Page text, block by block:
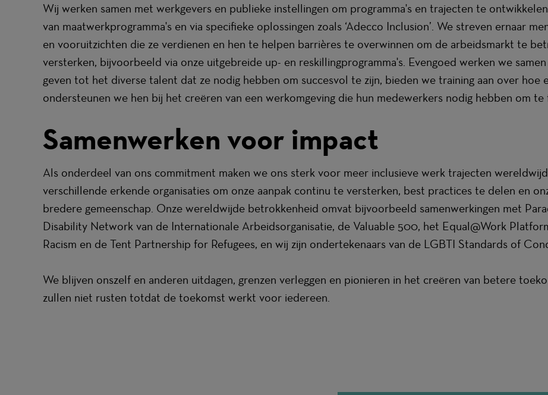
Wij werken samen met werkgevers en publieke instellingen om programma's en trajecten te
van maatwerkprogramma's en via specifieke oplossingen zoals ‘Adecco Inclusion’. We streven ernaar
en vooruitzichten die ze verdienen en hen te helpen barrières te overwinnen om de arbeidsmarkt te
versterken, bijvoorbeeld via onze uitgebreide up- en reskillingprogramma's. Evengoed werken we
geven tot het diverse talent dat ze nodig hebben om succesvol te zijn, bieden we training aan over
ondersteunen we hen bij het creëren van een werkomgeving die hun medewerkers nodig hebben om te
Samenwerken voor impact
Als onderdeel van ons commitment maken we ons sterk voor meer inclusieve werk trajecten
verschillende erkende organisaties om onze aanpak continu te versterken, best practices te delen en
bredere gemeenschap. Onze wereldwijde betrokkenheid omvat bijvoorbeeld samenwerkingen met
Disability Network van de Internationale Arbeidsorganisatie, de Valuable 500, het Equal@Work
Racism en de Tent Partnership for Refugees, en wij zijn ondertekenaars van de LGBTI Standards of
We blijven onszelf en anderen uitdagen, grenzen verleggen en pionieren in het creëren van betere
zullen niet rusten totdat de toekomst werkt voor iedereen.